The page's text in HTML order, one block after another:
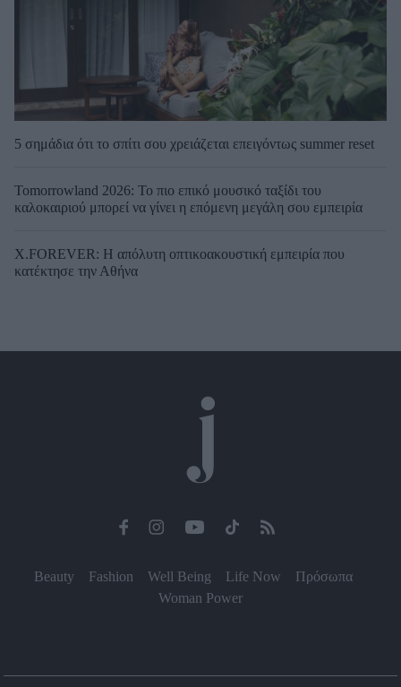
5 σημάδια ότι το σπίτι σου χρειάζεται επειγόντως summer reset
Tomorrowland 2026: Το πιο επικό μουσικό ταξίδι του
καλοκαιριού μπορεί να γίνει η επόμενη μεγάλη σου εμπειρία
X.FOREVER: Η απόλυτη οπτικοακουστική εμπειρία που
κατέκτησε την Αθήνα
Beauty Fashion Well Being Life Now
Πρόσωπα
Woman Power